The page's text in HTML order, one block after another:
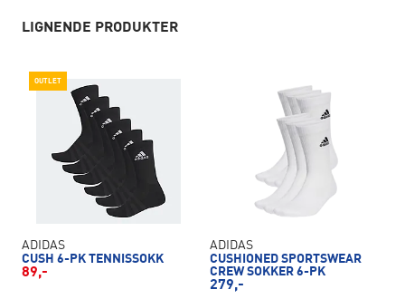
LIGNENDE PRODUKTER
OUTLET
ADIDAS
CUSH 6-PK TENNISSOKK
89,-
ADIDAS
CUSHIONED SPORTSWEAR
CREW SOKKER 6-PK
279,-